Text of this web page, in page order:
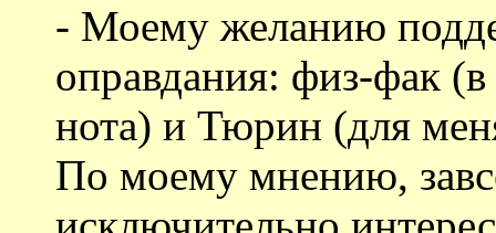
- Моему желанию
оправдания: физ-фак (в
нота) и Тюрин (для
По моему мнению,